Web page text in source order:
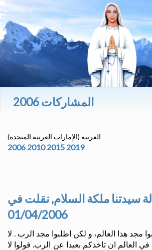
المشاركات 2006
العربية (الإمارات العربية المتحدة)
2006 2010 2015 2019
رسالة سيدتنا ملكة السلام, نقلت في
01/04/2006
مجد هذا العالم، و لكن اطلبوا مجد الرب . لا
العالم ان تاخذكم بعيدا عن الرب. قولوا لا